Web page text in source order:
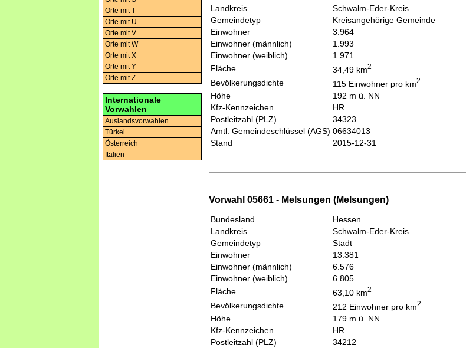
Orte mit T
Orte mit U
Orte mit V
Orte mit W
Orte mit X
Orte mit Y
Orte mit Z
Internationale
Vorwahlen
Auslandsvorwahlen
Türkei
Österreich
Italien
Landkreis
Schwalm-Eder-Kreis
Gemeindetyp
Kreisangehörige Gemeinde
Einwohner
3.964
Einwohner (männlich)
1.993
Einwohner (weiblich)
1.971
Fläche
34,49 km2
Bevölkerungsdichte 115 Einwohner pro km2
Höhe
192 m ü. NN
Kfz-Kennzeichen
HR
Postleitzahl (PLZ)
34323
Amtl. Gemeindeschlüssel (AGS) 06634013
Stand
2015-12-31
Vorwahl 05661 - Melsungen (Melsungen)
Bundesland
Hessen
Landkreis
Schwalm-Eder-Kreis
Gemeindetyp
Stadt
Einwohner
13.381
Einwohner (männlich)
6.576
Einwohner (weiblich)
6.805
Fläche
63,10 km2
Bevölkerungsdichte 212 Einwohner pro km2
Höhe
179 m ü. NN
Kfz-Kennzeichen
HR
Postleitzahl (PLZ)
34212